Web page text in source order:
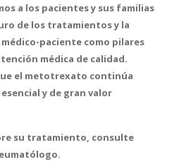
a los pacientes y sus familias
de los tratamientos y la
paciente como pilares
médica de calidad.
el metotrexato continúa
y de gran valor
su tratamiento, consulte